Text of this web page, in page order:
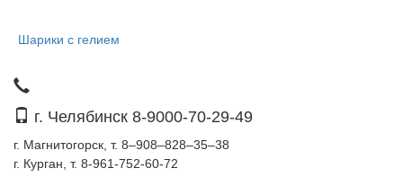
Шарики с гелием
г. Челябинск 8-9000-70-29-49
г. Магнитогорск, т. 8–908–828–35–38
г. Курган, т. 8-961-752-60-72